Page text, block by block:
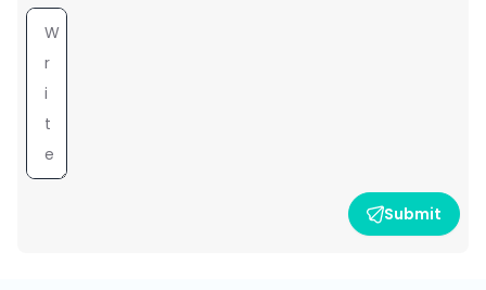
Submit